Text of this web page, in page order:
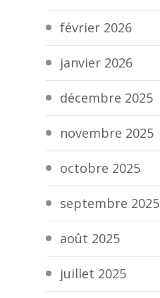
février 2026
janvier 2026
décembre 2025
novembre 2025
octobre 2025
septembre 2025
août 2025
juillet 2025